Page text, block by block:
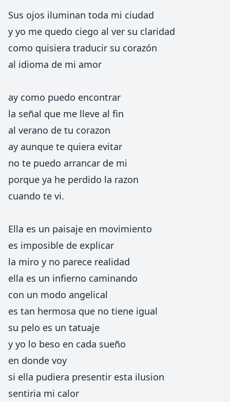
Sus ojos iluminan toda mi ciudad
y yo me quedo ciego al ver su claridad
como quisiera traducir su corazón
al idioma de mi amor
ay como puedo encontrar
la señal que me lleve al fin
al verano de tu corazon
ay aunque te quiera evitar
no te puedo arrancar de mi
porque ya he perdido la razon
cuando te vi.
Ella es un paisaje en movimiento
es imposible de explicar
la miro y no parece realidad
ella es un infierno caminando
con un modo angelical
es tan hermosa que no tiene igual
su pelo es un tatuaje
y yo lo beso en cada sueño
en donde voy
si ella pudiera presentir esta ilusion
sentiria mi calor